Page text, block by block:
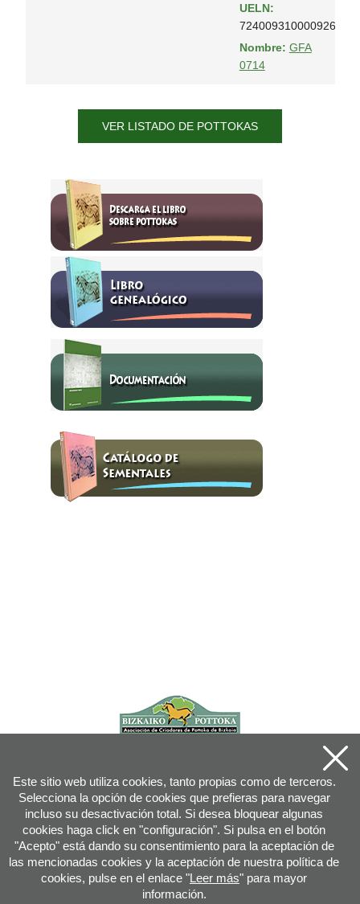
UELN:
724009310000926
Nombre: GFA
0714
VER LISTADO DE POTTOKAS
Este sitio web utiliza cookies, tanto propias como de terceros.
Selecciona la opción de cookies que prefieras para navegar
incluso su desactivación total. Si desea bloquear algunas
cookies haga click en "configuración". Si pulsa en el botón
"Acepto" está dando su consentimiento para la aceptación de
las mencionadas cookies y la aceptación de nuestra política de
cookies, pulse en el enlace "Leer más" para mayor
información.